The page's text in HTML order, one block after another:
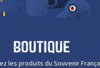
Boutique
les produits du Souvenir